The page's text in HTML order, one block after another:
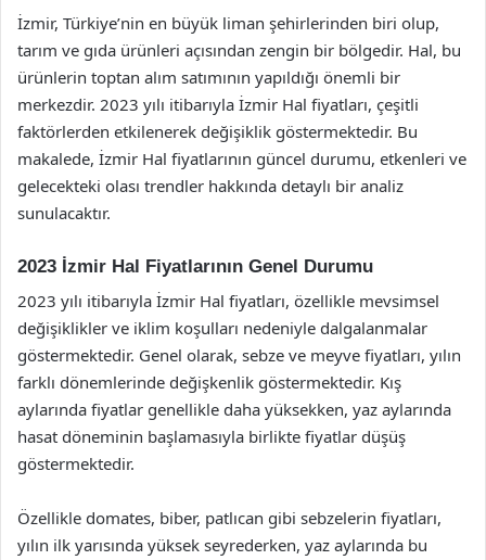
İzmir, Türkiye’nin en büyük liman şehirlerinden biri olup,
tarım ve gıda ürünleri açısından zengin bir bölgedir. Hal, bu
ürünlerin toptan alım satımının yapıldığı önemli bir
merkezdir. 2023 yılı itibarıyla İzmir Hal fiyatları, çeşitli
faktörlerden etkilenerek değişiklik göstermektedir. Bu
makalede, İzmir Hal fiyatlarının güncel durumu, etkenleri ve
gelecekteki olası trendler hakkında detaylı bir analiz
sunulacaktır.
2023 İzmir Hal Fiyatlarının Genel Durumu
2023 yılı itibarıyla İzmir Hal fiyatları, özellikle mevsimsel
değişiklikler ve iklim koşulları nedeniyle dalgalanmalar
göstermektedir. Genel olarak, sebze ve meyve fiyatları, yılın
farklı dönemlerinde değişkenlik göstermektedir. Kış
aylarında fiyatlar genellikle daha yüksekken, yaz aylarında
hasat döneminin başlamasıyla birlikte fiyatlar düşüş
göstermektedir.
Özellikle domates, biber, patlıcan gibi sebzelerin fiyatları,
yılın ilk yarısında yüksek seyrederken, yaz aylarında bu